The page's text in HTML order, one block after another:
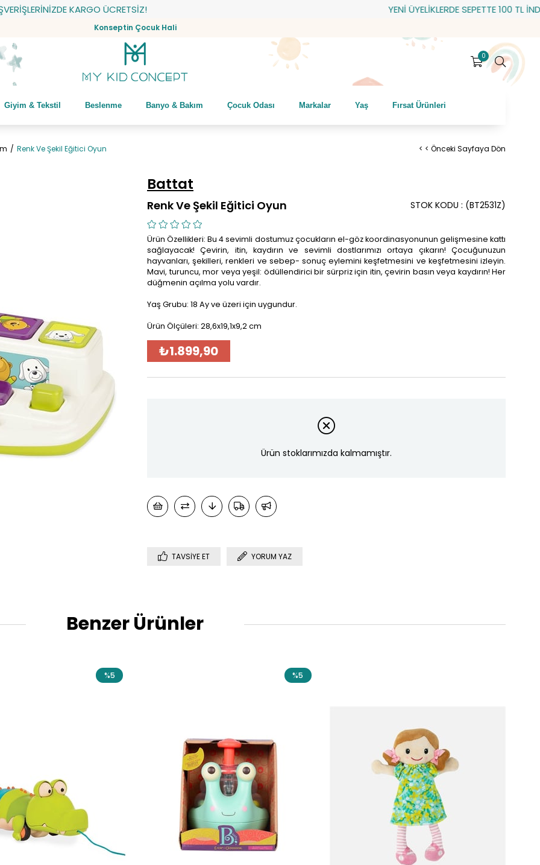
KARGO ÜCRETSİZ! YENİ ÜYELİKLERDE SEPETTE 100 TL
Konseptin Çocuk Hali
0
Giyim & Tekstil Beslenme Banyo & Bakım Çocuk Odası Markalar Yaş Fırsat Ürünleri
Renk Ve Şekil Eğitici Oyun < < Önceki Sayfaya Dön
Battat
Renk Ve Şekil Eğitici Oyun (BT2531Z)
STOK KODU
Ürün Özellikleri: Bu 4 sevimli dostumuz çocukların el-göz koordinasyonunun gelişmesine kattı
sağlayacak! Çevirin, itin, kaydırın ve sevimli dostlarımızı ortaya çıkarın! Çocuğunuzun
hayvanları, şekilleri, renkleri ve sebep- sonuç eylemini keşfetmesini ve keşfetmesini izleyin.
Mavi, turuncu, mor veya yeşil: ödüllendirici bir sürpriz için itin, çevirin basın veya kaydırın! Her
düğmenin açılma yolu vardır.
Yaş Grubu: 18 Ay ve üzeri için uygundur.
Ürün Ölçüleri: 28,6x19,1x9,2 cm
₺1.899,90
Ürün stoklarımızda kalmamıştır.
TAVSIYE ET YORUM YAZ
Benzer Ürünler
%5 %5